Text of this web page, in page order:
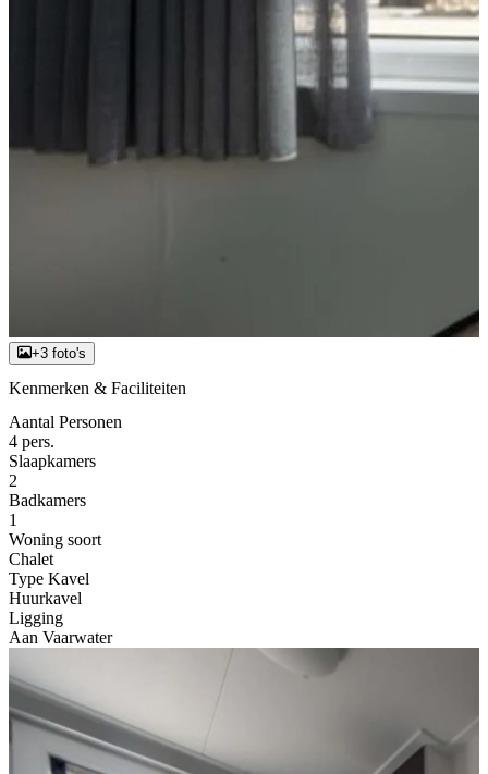
+3 foto's
Kenmerken & Faciliteiten
Aantal Personen
4 pers.
Slaapkamers
2
Badkamers
1
Woning soort
Chalet
Type Kavel
Huurkavel
Ligging
Aan Vaarwater